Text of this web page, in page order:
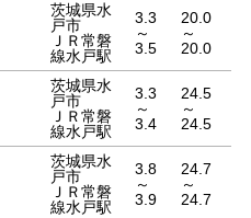
茨城県水
戸市
ＪＲ常磐
線水戸駅
3.3
～
3.5
20.0
～
20.0
茨城県水
戸市
ＪＲ常磐
線水戸駅
3.3
～
3.4
24.5
～
24.5
茨城県水
戸市
ＪＲ常磐
線水戸駅
3.8
～
3.9
24.7
～
24.7